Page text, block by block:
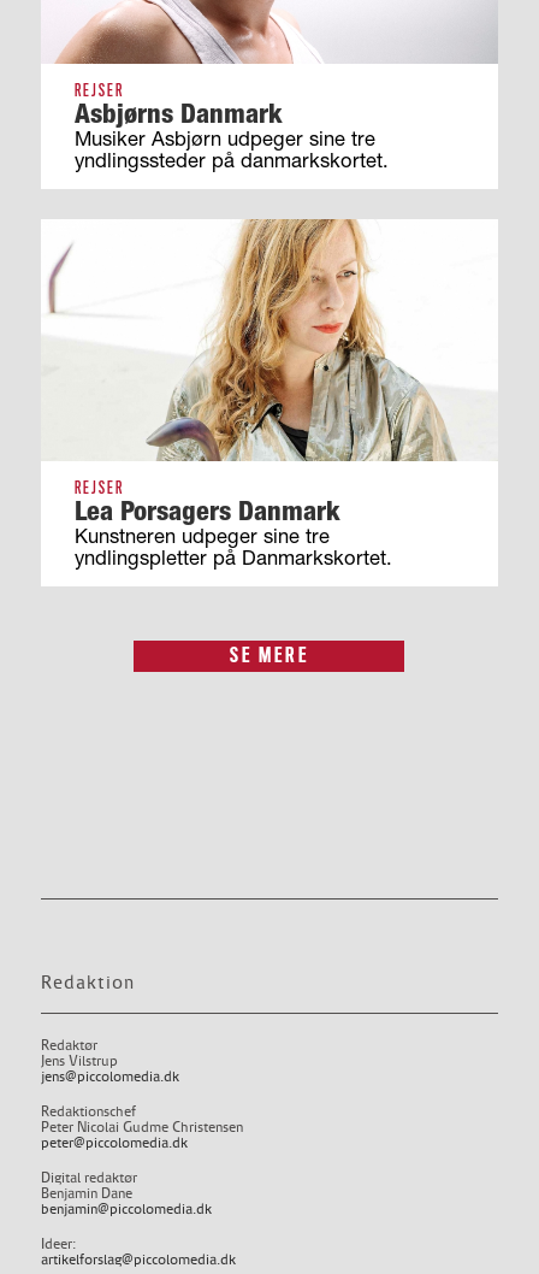
REJSER
Asbjørns Danmark
Musiker Asbjørn udpeger sine tre
yndlingssteder på danmarkskortet.
REJSER
Lea Porsagers Danmark
Kunstneren udpeger sine tre
yndlingspletter på Danmarkskortet.
SE MERE
Redaktion
Redaktør
Jens Vilstrup
jens@piccolomedia.dk
Redaktionschef
Peter Nicolai Gudme Christensen
peter@piccolomedia.dk
Digital redaktør
Benjamin Dane
benjamin@piccolomedia.dk
Ideer:
artikelforslag@piccolomedia.dk